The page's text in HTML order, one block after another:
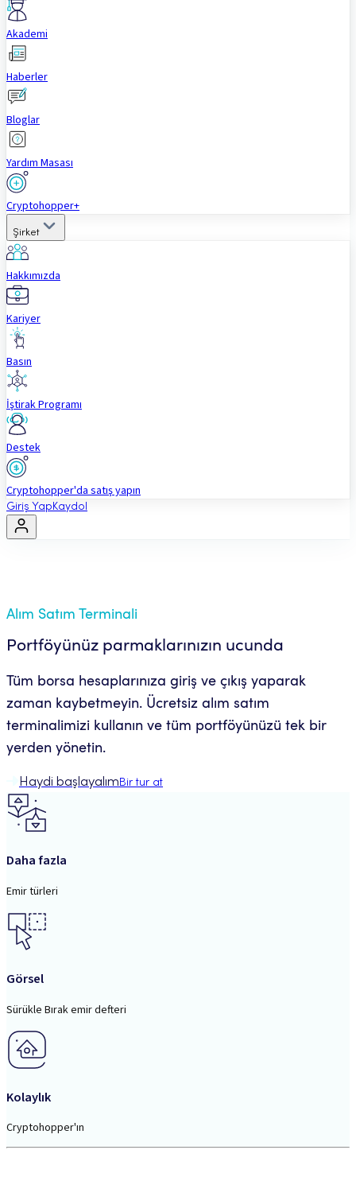
Akademi
Haberler
Bloglar
Yardım Masası
Cryptohopper+
Şirket
Hakkımızda
Kariyer
Basın
İştirak Programı
Destek
Cryptohopper'da satış yapın
Giriş Yap Kaydol
Alım Satım Terminali
Portföyünüz parmaklarınızın ucunda
Tüm borsa hesaplarınıza giriş ve çıkış yaparak
zaman kaybetmeyin. Ücretsiz alım satım
terminalimizi kullanın ve tüm portföyünüzü tek bir
yerden yönetin.
Haydi başlayalım Bir tur at
Daha fazla
Emir türleri
Görsel
Sürükle Bırak emir defteri
Kolaylık
Cryptohopper'ın